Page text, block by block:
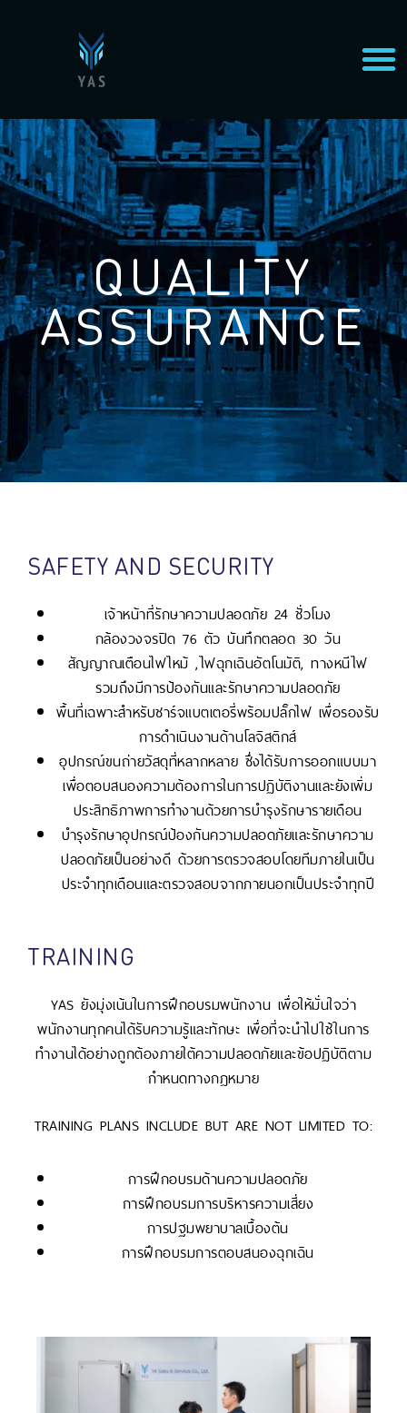
QUALITY
ASSURANCE
SAFETY AND SECURITY
เจ้าหน้าที่รักษาความปลอดภัย 24 ชั่วโมง
กล้องวงจรปิด 76 ตัว บันทึกตลอด 30 วัน
สัญญาณเตือนไฟไหม้ ,ไฟฉุกเฉินอัตโนมัติ, ทางหนีไฟ
รวมถึงมีการป้องกันและรักษาความปลอดภัย
พื้นที่เฉพาะสำหรับชาร์จแบตเตอรี่พร้อมปลั๊กไฟ เพื่อรองรับ
การดำเนินงานด้านโลจิสติกส์
อุปกรณ์ขนถ่ายวัสดุที่หลากหลาย ซึ่งได้รับการออกแบบมา
เพื่อตอบสนองความต้องการในการปฏิบัติงานและยังเพิ่ม
ประสิทธิภาพการทำงานด้วยการบำรุงรักษารายเดือน
บำรุงรักษาอุปกรณ์ป้องกันความปลอดภัยและรักษาความ
ปลอดภัยเป็นอย่างดี ด้วยการตรวจสอบโดยทีมภายในเป็น
ประจำทุกเดือนและตรวจสอบจากภายนอกเป็นประจำทุกปี
TRAINING
YAS ยังมุ่งเน้นในการฝึกอบรมพนักงาน เพื่อให้มั่นใจว่า
พนักงานทุกคนได้รับความรู้และทักษะ เพื่อที่จะนำไปใช้ในการ
ทำงานได้อย่างถูกต้องภายใต้ความปลอดภัยและข้อปฏิบัติตาม
กำหนดทางกฎหมาย
TRAINING PLANS INCLUDE BUT ARE NOT LIMITED TO:
การฝึกอบรมด้านความปลอดภัย
การฝึกอบรมการบริหารความเสี่ยง
การปฐมพยาบาลเบื้องต้น
การฝึกอบรมการตอบสนองฉุกเฉิน